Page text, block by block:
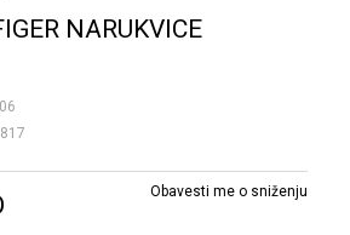
NARUKVICE
Obavesti me o sniženju